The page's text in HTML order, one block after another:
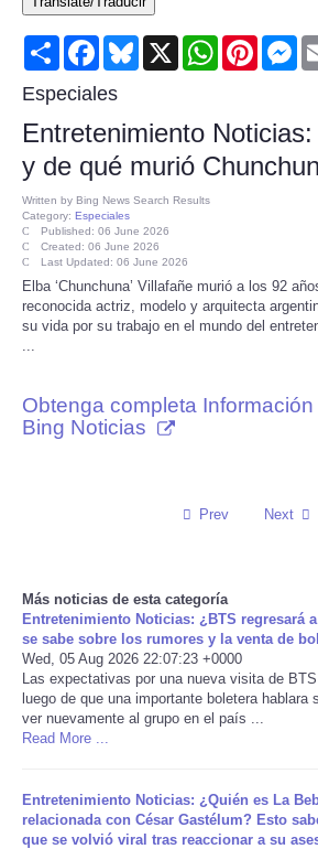
Consumer
Consumer Affairs Recalls
Food & Drug Recalls
Product Safety News
Entertainment
Health
Politics
Science
Social
Sports
Travel
Share FacebookBluesky
X WhatsAppPinterest
Especiales
Entretenimiento
y de qué murió
Written by Bing News Search Results
Category: Especiales
Published: 06 June 2026
Created: 06 June 2026
Last Updated: 06 June 2026
Elba ‘Chunchuna’ Villafañe murió a los 92
reconocida actriz, modelo y arquitecta
su vida por su trabajo en el mundo del
Obtenga completa
Bing Noticias
Prev Next
Más noticias de esta categoría
Entretenimiento Noticias: ¿BTS regresará
se sabe sobre los rumores y la venta de
Wed, 05 Aug 2026 22:07:23 +0000
Las expectativas por una nueva visita de
luego de que una importante boletera hablara
ver nuevamente al grupo en el país ...
Read More ...
Entretenimiento Noticias: ¿Quién es La
relacionada con César Gastélum? Esto
que se volvió viral tras reaccionar a su